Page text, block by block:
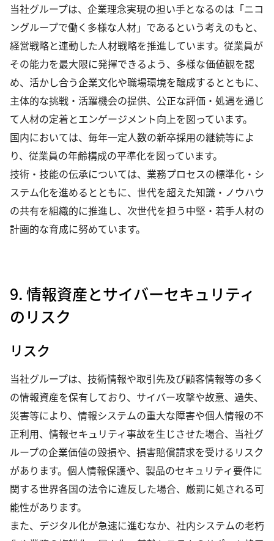
当社グループは、企業理念実現の担い手となるのは「ニコ
ングループで働く多様な人材」であるという考えのもと、
経営戦略と連動した人材戦略を推進しています。従業員が
その能力を最大限に発揮できるよう、多様な価値観を認
め、活かし合う企業文化や職場環境を醸成するとともに、
主体的な挑戦・活躍機会の提供、公正な評価・処遇を通じ
て人材の定着とエンゲージメント向上を図っています。
国内においては、毎年一定人数の新卒採用の継続等によ
り、従業員の年齢構成の平準化を図っています。
技術・技能の伝承については、業務プロセスの標準化・シ
ステム化を進めるとともに、世代を超えた知識・ノウハウ
の共有を組織的に推進し、次世代を担う中堅・若手人材の
計画的な育成に努めています。
9. 情報資産とサイバーセキュリティ
のリスク
リスク
当社グループは、技術情報や取引先及び顧客情報等の多く
の情報資産を保有しており、サイバー攻撃や故意、過失、
災害等により、情報システムの重大な障害や個人情報の不
正利用、情報セキュリティ事故を生じさせた場合、当社グ
ループの企業価値の毀損や、損害賠償請求を受けるリスク
があります。個人情報保護や、製品のセキュリティ要件に
関する世界各国の法令に違反した場合、厳罰に処される可
能性があります。
また、デジタル化が急速に進むなか、社内システムの老朽